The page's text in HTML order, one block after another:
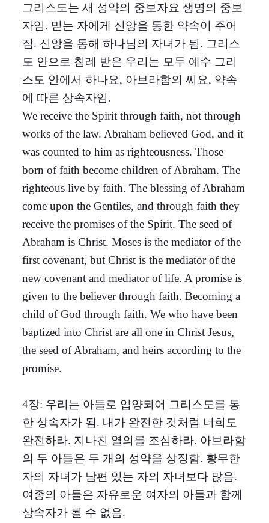
그리스도는 새 성약의 중보자요 생명의 중보
자임. 믿는 자에게 신앙을 통한 약속이 주어
짐. 신앙을 통해 하나님의 자녀가 됨. 그리스
도 안으로 침례 받은 우리는 모두 예수 그리
스도 안에서 하나요, 아브라함의 씨요, 약속
에 따른 상속자임.
We receive the Spirit through faith, not through
works of the law. Abraham believed God, and it
was counted to him as righteousness. Those
born of faith become children of Abraham. The
righteous live by faith. The blessing of Abraham
come upon the Gentiles, and through faith they
receive the promises of the Spirit. The seed of
Abraham is Christ. Moses is the mediator of the
first covenant, but Christ is the mediator of the
new covenant and mediator of life. A promise is
given to the believer through faith. Becoming a
child of God through faith. We who have been
baptized into Christ are all one in Christ Jesus,
the seed of Abraham, and heirs according to the
promise.
4장: 우리는 아들로 입양되어 그리스도를 통
한 상속자가 됨. 내가 완전한 것처럼 너희도
완전하라. 지나친 열의를 조심하라. 아브라함
의 두 아들은 두 개의 성약을 상징함. 황무한
자의 자녀가 남편 있는 자의 자녀보다 많음.
여종의 아들은 자유로운 여자의 아들과 함께
상속자가 될 수 없음.